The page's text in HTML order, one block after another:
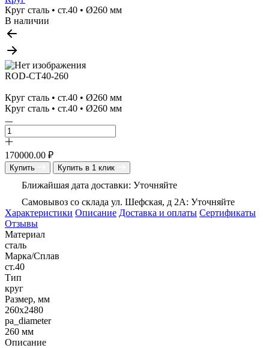
Круг сталь • ст.40 • Ø260 мм
В наличии
ROD-СТ40-260
Круг сталь • ст.40 • Ø260 мм
Круг сталь • ст.40 • Ø260 мм
170000.00 ₽
Купить Купить в 1 клик
Ближайшая дата доставки: Уточняйте
Самовывоз со склада ул. Шефская, д 2А: Уточняйте
Характеристики Описание Доставка и оплаты Сертификаты
Отзывы
Материал
сталь
Марка/Сплав
ст.40
Тип
круг
Размер, мм
260х2480
pa_diameter
260 мм
Описание